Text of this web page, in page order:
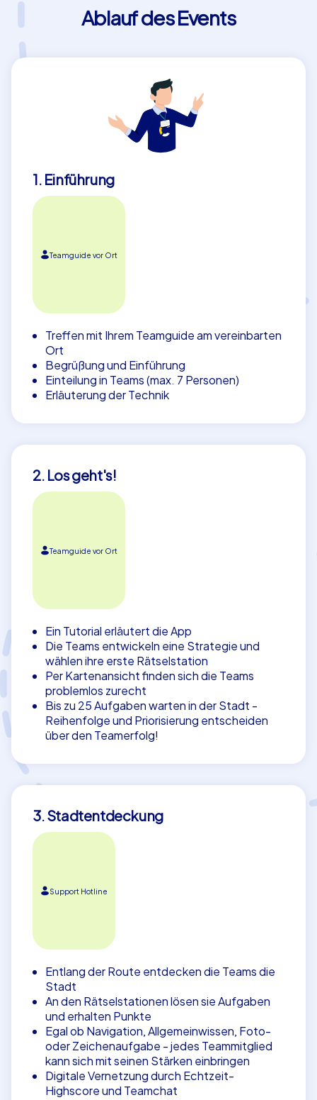
Ablauf des Events
1. Einführung
Teamguide vor Ort
Treffen mit Ihrem Teamguide am vereinbarten
Ort
Begrüßung und Einführung
Einteilung in Teams (max. 7 Personen)
Erläuterung der Technik
2. Los geht's!
Teamguide vor Ort
Ein Tutorial erläutert die App
Die Teams entwickeln eine Strategie und
wählen ihre erste Rätselstation
Per Kartenansicht finden sich die Teams
problemlos zurecht
Bis zu 25 Aufgaben warten in der Stadt -
Reihenfolge und Priorisierung entscheiden
über den Teamerfolg!
3. Stadtentdeckung
Support Hotline
Entlang der Route entdecken die Teams die
Stadt
An den Rätselstationen lösen sie Aufgaben
und erhalten Punkte
Egal ob Navigation, Allgemeinwissen, Foto-
oder Zeichenaufgabe - jedes Teammitglied
kann sich mit seinen Stärken einbringen
Digitale Vernetzung durch Echtzeit-
Highscore und Teamchat